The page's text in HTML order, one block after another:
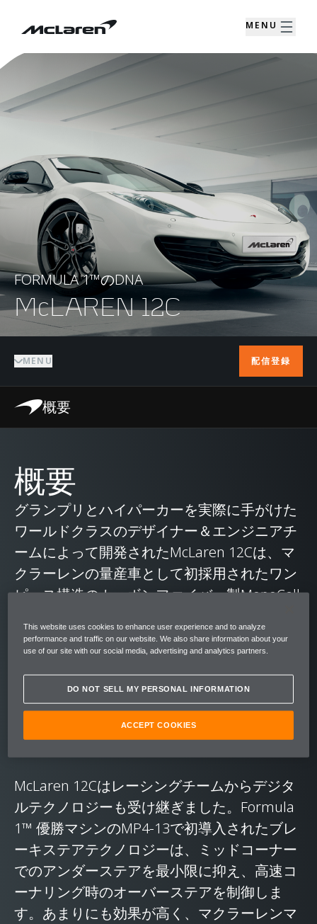
MENU
FORMULA 1™のDNA
McLAREN 12C
MENU 配信登録
概要
概要
グランプリとハイパーカーを実際に手がけた
ワールドクラスのデザイナー＆エンジニアチ
ームによって開発されたMcLaren 12Cは、マ
クラーレンの量産車として初採用されたワン
ピース構造のカーボンファイバー製MonoCell
軽量化を実現しました。McLaren F1では一つ
ひとつのカーボンファイバー製シャーシの製
造に4,000時間という膨大な時間を要しまし
たが、約20年が経ち、12CのMonocellシャー
シはわずか4時間で生産が可能になりまし
た。
McLaren 12Cはレーシングチームからデジタ
ルテクノロジーも受け継ぎました。Formula
1™ 優勝マシンのMP4-13で初導入されたブレ
ーキステアテクノロジーは、ミッドコーナー
でのアンダーステアを最小限に抑え、高速コ
ーナリング時のオーバーステアを制御しま
す。あまりにも効果が高く、マクラーレンマ
This website uses cookies to enhance user experience and to analyze
performance and traffic on our website. We also share information about your
use of our site with our social media, advertising and analytics partners.
DO NOT SELL MY PERSONAL INFORMATION
ACCEPT COOKIES